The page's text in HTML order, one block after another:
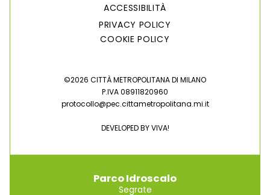
Parco Idroscalo
Segrate
ACCESSIBILITÀ
PRIVACY POLICY
COOKIE POLICY
©2026 CITTÀ METROPOLITANA DI MILANO
P.IVA 08911820960
protocollo@pec.cittametropolitana.mi.it
DEVELOPED BYVIVA!